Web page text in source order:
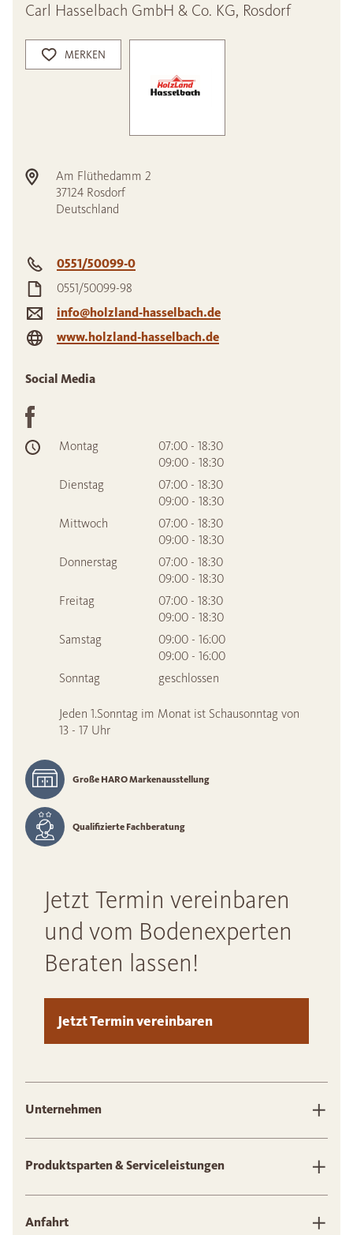
Carl Hasselbach GmbH & Co. KG, Rosdorf
MERKEN
Am Flüthedamm 2
37124 Rosdorf
Deutschland
0551/50099-0
0551/50099-98
info@holzland-hasselbach.de
www.holzland-hasselbach.de
Social Media
Montag
07:00 - 18:30
09:00 - 18:30
Dienstag
07:00 - 18:30
09:00 - 18:30
Mittwoch
07:00 - 18:30
09:00 - 18:30
Donnerstag
07:00 - 18:30
09:00 - 18:30
Freitag
07:00 - 18:30
09:00 - 18:30
Samstag
09:00 - 16:00
09:00 - 16:00
Sonntag
geschlossen
Jeden 1.Sonntag im Monat ist Schausonntag von
13 - 17 Uhr
Große HARO Markenausstellung
Qualifizierte Fachberatung
Jetzt Termin vereinbaren
und vom Bodenexperten
Beraten lassen!
Jetzt Termin vereinbaren
Unternehmen
Produktsparten & Serviceleistungen
Anfahrt